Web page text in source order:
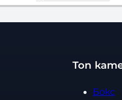
Топ
Бокс